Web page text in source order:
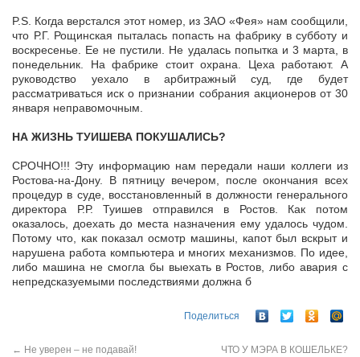
P.S. Когда верстался этот номер, из ЗАО «Фея» нам сообщили,
что Р.Г. Рощинская пыталась попасть на фабрику в субботу и
воскресенье. Ее не пустили. Не удалась попытка и 3 марта, в
понедельник. На фабрике стоит охрана. Цеха работают. А
руководство уехало в арбитражный суд, где будет
рассматриваться иск о признании собрания акционеров от 30
января неправомочным.
НА ЖИЗНЬ ТУИШЕВА ПОКУШАЛИСЬ?
СРОЧНО!!! Эту информацию нам передали наши коллеги из
Ростова-на-Дону. В пятницу вечером, после окончания всех
процедур в суде, восстановленный в должности генерального
директора Р.Р. Туишев отправился в Ростов. Как потом
оказалось, доехать до места назначения ему удалось чудом.
Потому что, как показал осмотр машины, капот был вскрыт и
нарушена работа компьютера и многих механизмов. По идее,
либо машина не смогла бы выехать в Ростов, либо авария с
непредсказуемыми последствиями должна б
Поделиться
← Не уверен – не подавай!
ЧТО У МЭРА В КОШЕЛЬКЕ?